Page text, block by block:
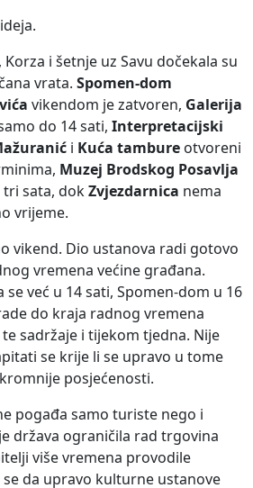
i šetnje uz Savu dočekala su
vrata. Spomen-dom
vikendom je zatvoren, Galerija
do 14 sati, Interpretacijski
i Kuća tambure otvoreni
Muzej Brodskog Posavlja
sata, dokZvjezdarnica nema
vrijeme.
vikend. Dio ustanova radi gotovo
vremena većine građana.
se već u 14 sati, Spomen-dom u 16
do kraja radnog vremena
sadržaje i tijekom tjedna. Nije
se krije li se upravo u tome
posjećenosti.
pogađa samo turiste nego i
država ograničila rad trgovina
više vremena provodile
da upravo kulturne ustanove